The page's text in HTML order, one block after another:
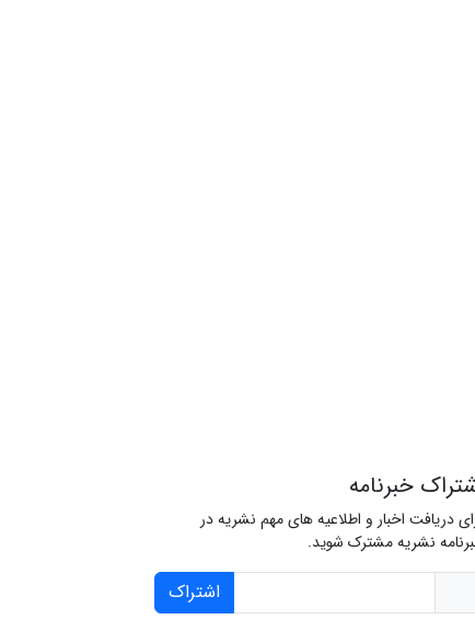
خبرنامه
دریافت اخبار و اطلاعیه های مهم نشریه در
نشریه مشترک شوید.
اشتراک